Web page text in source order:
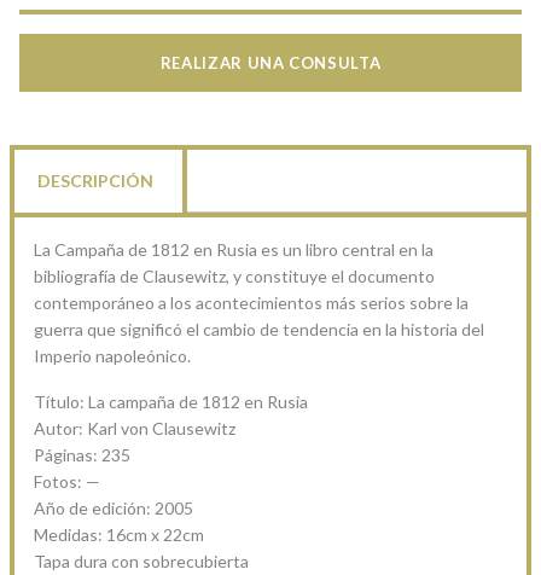
REALIZAR UNA CONSULTA
DESCRIPCIÓN
La Campaña de 1812 en Rusia es un libro central en la
bibliografía de Clausewitz, y constituye el documento
contemporáneo a los acontecimientos más serios sobre la
guerra que significó el cambio de tendencia en la historia del
Imperio napoleónico.
Título: La campaña de 1812 en Rusia
Autor: Karl von Clausewitz
Páginas: 235
Fotos: —
Año de edición: 2005
Medidas: 16cm x 22cm
Tapa dura con sobrecubierta